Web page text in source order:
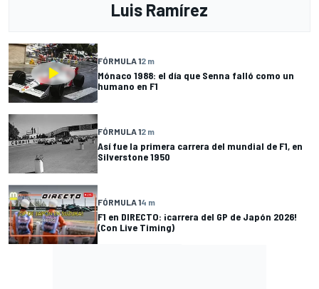
Luis Ramírez
FÓRMULA 12 m
Mónaco 1988: el día que Senna falló como un
humano en F1
FÓRMULA 12 m
Así fue la primera carrera del mundial de F1, en
Silverstone 1950
FÓRMULA 14 m
F1 en DIRECTO: ¡carrera del GP de Japón 2026!
(Con Live Timing)